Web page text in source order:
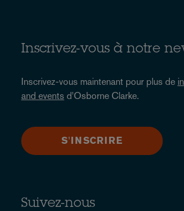
Inscrivez-vous à notre
Inscrivez-vous maintenant pour plus de
and events d'Osborne Clarke.
S'INSCRIRE
Suivez-nous